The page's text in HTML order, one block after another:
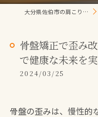
大分県佐伯市の肩こり/頭痛/腰痛 なら晴レルヤ整体院
骨盤矯正で歪み
で健康な未来を
2024/03/25
骨盤の歪みは、慢性的